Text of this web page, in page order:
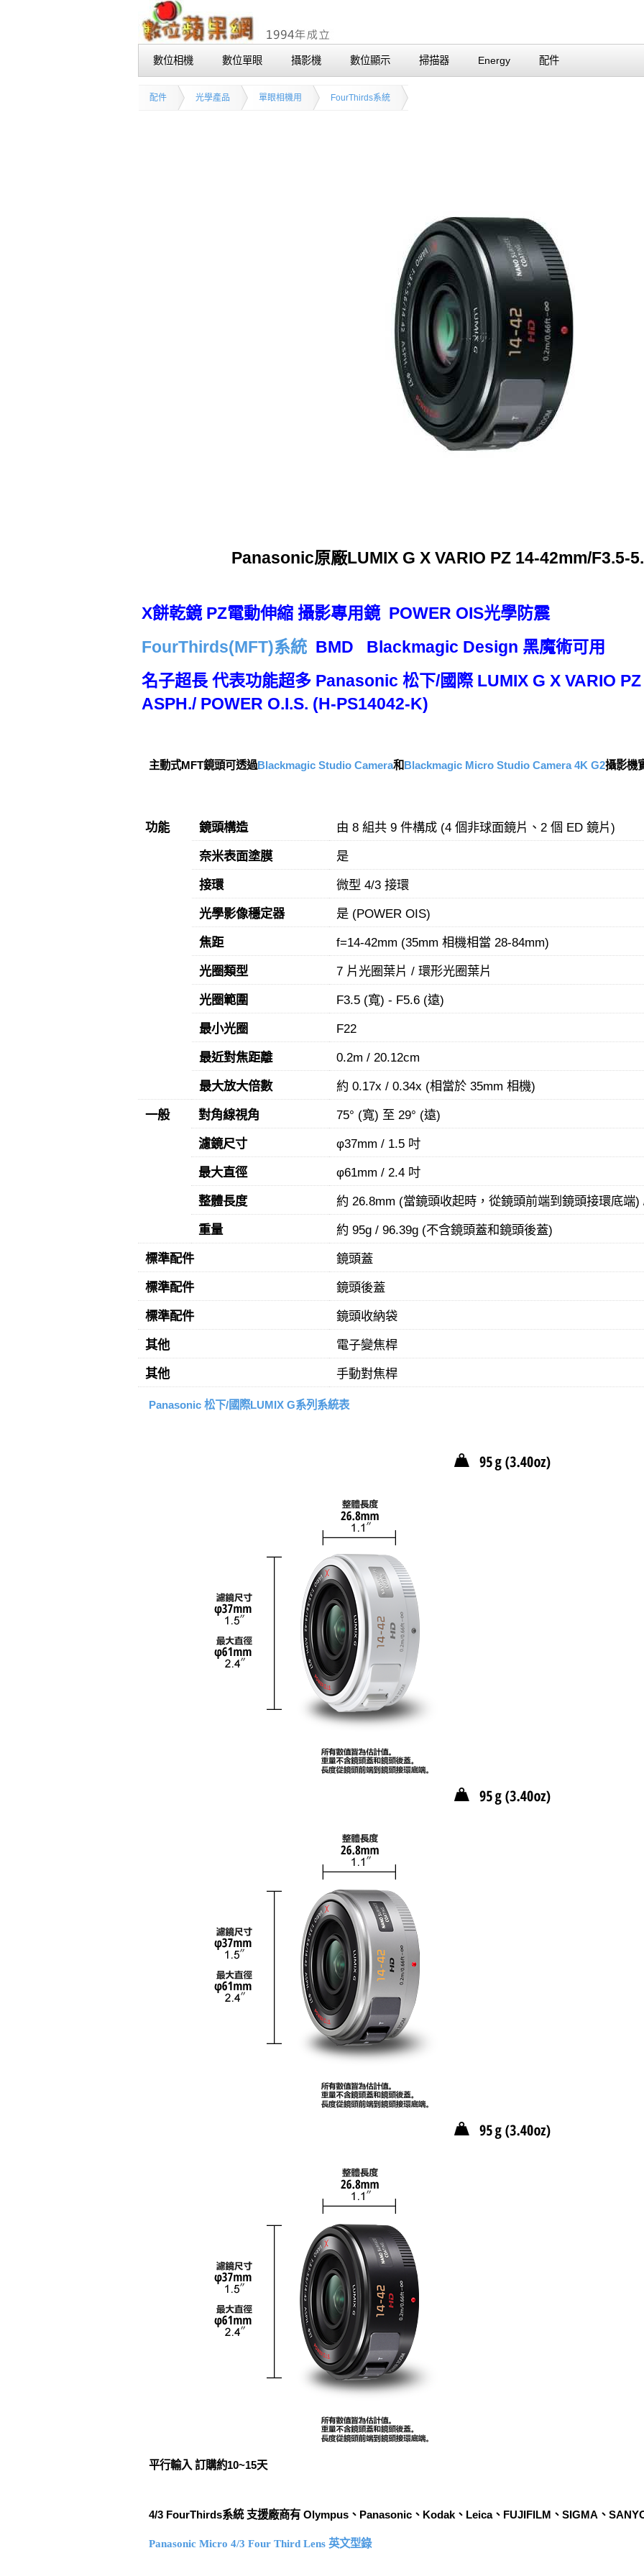
數位相機 數位單眼 攝影機 數位顯示 掃描器 Energy 配件
配件 光學產品 單眼相機用 FourThirds系統
Panasonic原廠LUMIX G X VARIO PZ 14-42mm/F3.5-
X餅乾鏡 PZ電動伸縮 攝影專用鏡 POWER OIS光學防震
FourThirds(MFT)系統 BMD Blackmagic Design 黑魔術可用
名子超長 代表功能超多 Panasonic 松下/國際 LUMIX G X VARIO
ASPH./ POWER O.I.S. (H-PS14042-K)
主動式MFT鏡頭可透過Blackmagic Studio Camera和Blackmagic Micro Studio Camera 4K G2攝影機
功能 鏡頭構造
由 8 組共 9 件構成 (4 個非球面鏡片、2 個 ED 鏡片)
奈米表面塗膜
是
接環
微型 4/3 接環
光學影像穩定器
是 (POWER OIS)
焦距
f=14-42mm (35mm 相機相當 28-84mm)
光圈類型
7 片光圈葉片 / 環形光圈葉片
光圈範圍
F3.5 (寬) - F5.6 (遠)
最小光圈
F22
最近對焦距離
0.2m / 20.12cm
最大放大倍數
約 0.17x / 0.34x (相當於 35mm 相機)
一般
對角線視角
75° (寬) 至 29° (遠)
濾鏡尺寸
φ37mm / 1.5 吋
最大直徑
φ61mm / 2.4 吋
整體長度
約 26.8mm (當鏡頭收起時，從鏡頭前端到鏡頭接環底端)
重量
約 95g / 96.39g (不含鏡頭蓋和鏡頭後蓋)
標準配件
鏡頭蓋
標準配件
鏡頭後蓋
標準配件
鏡頭收納袋
其他
電子變焦桿
其他
手動對焦桿
Panasonic 松下/國際LUMIX G系列系統表
平行輸入 訂購約10~15天
4/3 FourThirds系統 支援廠商有 Olympus、Panasonic、Kodak、Leica、FUJIFILM、SIGMA、
Panasonic Micro 4/3 Four Third Lens 英文型錄